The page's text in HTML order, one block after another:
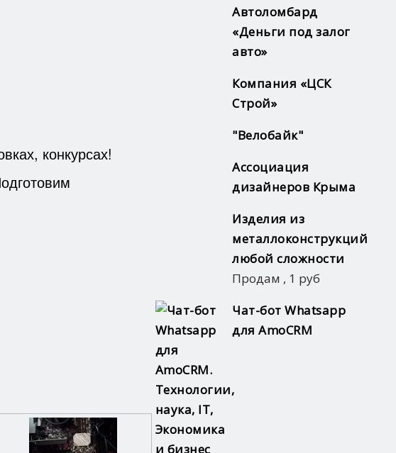
конкурсах!
Автоломбард
«Деньги под залог
авто»
Компания «ЦСК
Строй»
"Велобайк"
Ассоциация
дизайнеров Крыма
Изделия из
металлоконструкций
любой сложности
Продам , 1 руб
Чат-бот Whatsapp
для AmoCRM